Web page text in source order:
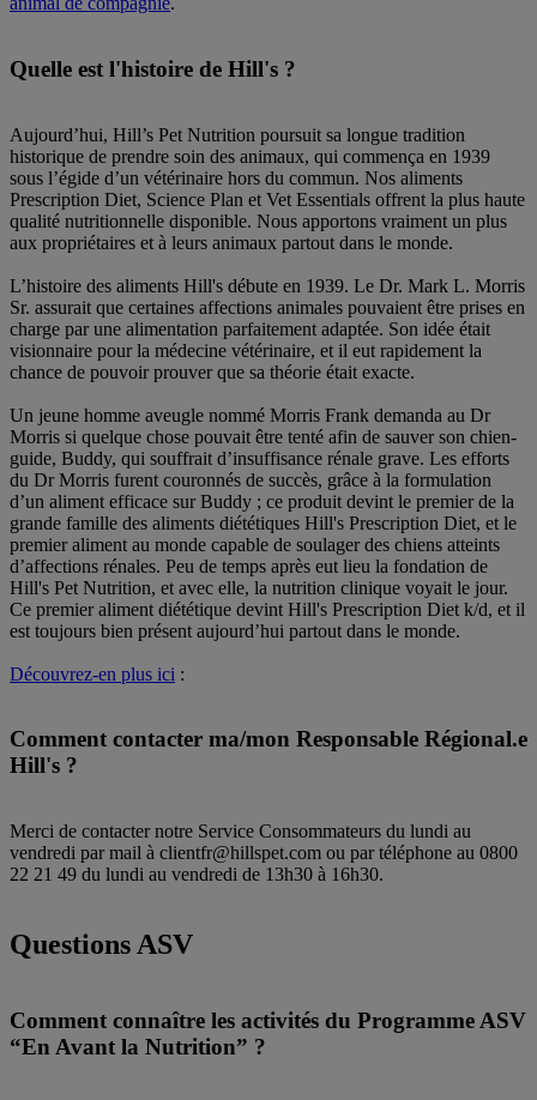
Quelle est l'histoire de Hill's ?
Aujourd’hui, Hill’s Pet Nutrition poursuit sa longue tradition
historique de prendre soin des animaux, qui commença en 1939
sous l’égide d’un vétérinaire hors du commun. Nos aliments
Prescription Diet, Science Plan et Vet Essentials offrent la plus haute
qualité nutritionnelle disponible. Nous apportons vraiment un plus
aux propriétaires et à leurs animaux partout dans le monde.
L’histoire des aliments Hill's débute en 1939. Le Dr. Mark L. Morris
Sr. assurait que certaines affections animales pouvaient être prises en
charge par une alimentation parfaitement adaptée. Son idée était
visionnaire pour la médecine vétérinaire, et il eut rapidement la
chance de pouvoir prouver que sa théorie était exacte.
Un jeune homme aveugle nommé Morris Frank demanda au Dr
Morris si quelque chose pouvait être tenté afin de sauver son chien-
guide, Buddy, qui souffrait d’insuffisance rénale grave. Les efforts
du Dr Morris furent couronnés de succès, grâce à la formulation
d’un aliment efficace sur Buddy ; ce produit devint le premier de la
grande famille des aliments diététiques Hill's Prescrip­tion Diet, et le
premier aliment au monde capable de soulager des chiens atteints
d’affections rénales. Peu de temps après eut lieu la fondation de
Hill's Pet Nutrition, et avec elle, la nutrition clinique voyait le jour.
Ce premier aliment diététique devint Hill's Prescription Diet k/d, et il
est toujours bien présent aujourd’hui partout dans le monde.
Découvrez-en plus ici :
Comment contacter ma/mon Responsable Régional.e
Hill's ?
Merci de contacter notre Service Consommateurs du lundi au
vendredi par mail à clientfr@hillspet.com ou par téléphone au 0800
22 21 49 du lundi au vendredi de 13h30 à 16h30.
Questions ASV
Comment connaître les activités du Programme ASV
“En Avant la Nutrition” ?